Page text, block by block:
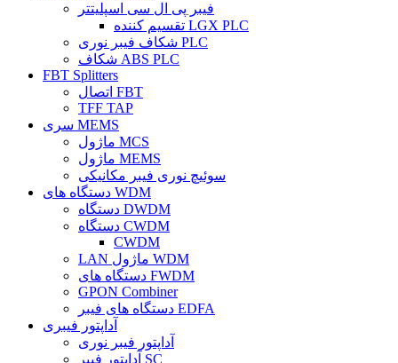
فیبر پی ال سی اسپلیتتر
تقسیم کننده LGX PLC
شکاف فیبر نوری PLC
شکاف ABS PLC
FBT Splitters
اتصال FBT
TFF TAP
سری MEMS
ماژول MCS
ماژول MEMS
سوئیچ نوری فیبر مکانیکی
دستگاه های WDM
دستگاه DWDM
دستگاه CWDM
CWDM
LAN ماژول WDM
دستگاه های FWDM
GPON Combiner
دستگاه های فیبر EDFA
آداپتور فیبری
آداپتور فیبر نوری
آداپتور فیبر SC